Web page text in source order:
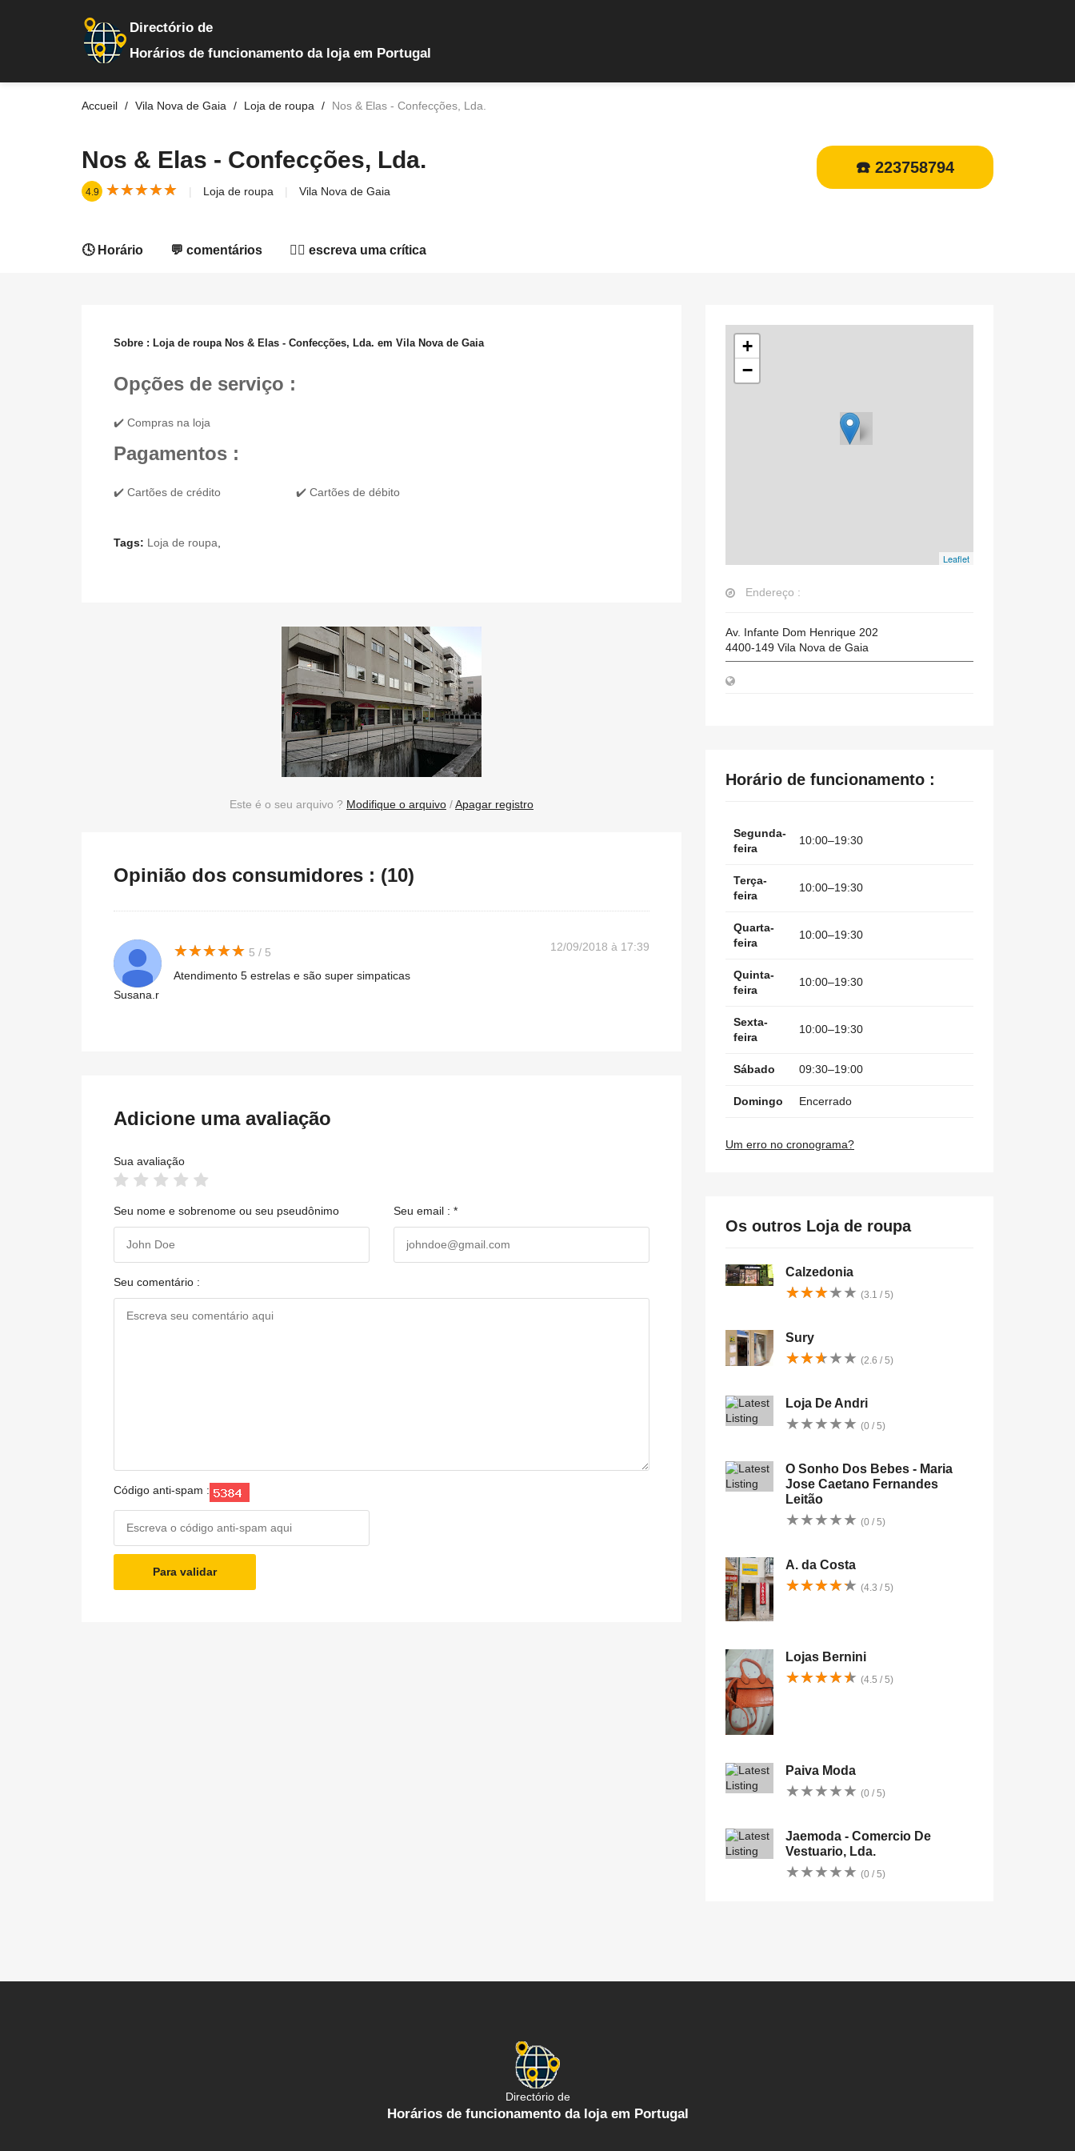
Directório de
Horários de funcionamento da loja em Portugal
Accueil Vila Nova de Gaia Loja de roupa Nos & Elas - Confecções, Lda.
Nos & Elas - Confecções, Lda.
4.9 ★★★★★
★★★★★ Loja de roupa Vila Nova de Gaia
☎️ 223758794
🕓 Horário 💬 comentários ✍🏻 escreva uma crítica
Sobre : Loja de roupa Nos & Elas - Confecções, Lda. em Vila Nova de Gaia
Opções de serviço :
✔️ Compras na loja
Pagamentos :
✔️ Cartões de crédito ✔️ Cartões de débito
Tags: Loja de roupa,
Este é o seu arquivo ? Modifique o arquivo /Apagar registro
Opinião dos consumidores : (10)
Susana.r
★★★★★
★★★★★ 5 / 5 12/09/2018 à 17:39
Atendimento 5 estrelas e são super simpaticas
Adicione uma avaliação
Sua avaliação
Seu nome e sobrenome ou seu pseudônimo Seu email : *
Seu comentário :
Código anti-spam :
Para validar
+
−
Leaflet
Endereço :
Av. Infante Dom Henrique 202
4400-149 Vila Nova de Gaia
Horário de funcionamento :
Segunda-
feira
10:00–19:30
Terça-
feira
10:00–19:30
Quarta-
feira
10:00–19:30
Quinta-
feira
10:00–19:30
Sexta-
feira
10:00–19:30
Sábado 09:30–19:00
Domingo Encerrado
Um erro no cronograma?
Os outros Loja de roupa
Calzedonia
★★★★★
★★★★★ (3.1 / 5)
Sury
★★★★★
★★★★★ (2.6 / 5)
Loja De Andri
★★★★★
★★★★★ (0 / 5)
O Sonho Dos Bebes - Maria
Jose Caetano Fernandes
Leitão
★★★★★
★★★★★ (0 / 5)
A. da Costa
★★★★★
★★★★★ (4.3 / 5)
Lojas Bernini
★★★★★
★★★★★ (4.5 / 5)
Paiva Moda
★★★★★
★★★★★ (0 / 5)
Jaemoda - Comercio De
Vestuario, Lda.
★★★★★
★★★★★ (0 / 5)
Directório de
Horários de funcionamento da loja em Portugal